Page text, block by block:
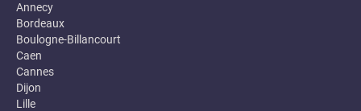
Annecy
Bordeaux
Boulogne-Billancourt
Caen
Cannes
Dijon
Lille